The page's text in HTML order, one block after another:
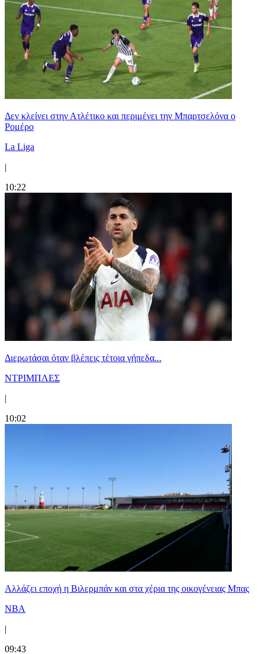
Δεν κλείνει στην Ατλέτικο και περιμένει την Μπαρτσελόνα ο
Ρομέρο
La Liga
|
10:22
Διερωτάσαι όταν βλέπεις τέτοια γήπεδα...
ΝΤΡΙΜΠΛΕΣ
|
10:02
Aλλάζει εποχή η Βιλερμπάν και στα χέρια της οικογένειας Μπας
NBA
|
09:43